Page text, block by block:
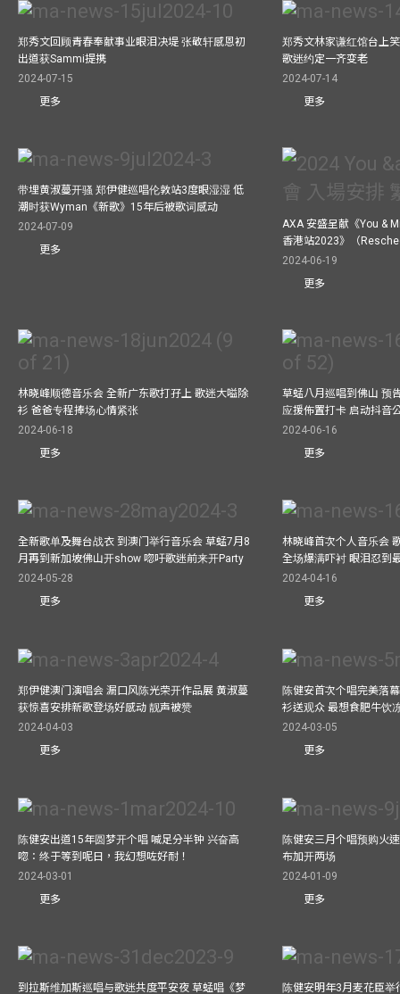
郑秀文回顾青春奉献事业眼泪决堤 张敬轩感恩初
出道获Sammi提携
2024-07-15
更多
郑秀文林家谦红馆台上
歌迷约定一齐变老
2024-07-14
更多
带埋黄淑蔓开骚 郑伊健巡唱伦敦站3度眼湿湿 低
潮时获Wyman《新歌》15年后被歌词感动
2024-07-09
更多
AXA 安盛呈献《You &
香港站2023》（
2024-06-19
更多
林晓峰顺德音乐会 全新广东歌打孖上 歌迷大嗌除
衫 爸爸专程捧场心情紧张
2024-06-18
更多
草蜢八月巡唱到佛山 预
应援佈置打卡 启动抖音
2024-06-16
更多
全新歌单及舞台战衣 到澳门举行音乐会 草蜢7月8
月再到新加坡佛山开show 唿吁歌迷前来开Party
2024-05-28
更多
林晓峰首次个人音乐会
全场爆满吓衬 眼泪忍到
2024-04-16
更多
郑伊健澳门演唱会 漏口风陈光荣开作品展 黄淑蔓
获惊喜安排新歌登场好感动 靓声被赞
2024-04-03
更多
陈健安首次个唱完美落
衫送观众 最想食肥牛饮
2024-03-05
更多
陈健安出道15年圆梦开个唱 喊足分半钟 兴奋高
唿：终于等到呢日，我幻想咗好耐！
2024-03-01
更多
陈健安三月个唱预购火
布加开两场
2024-01-09
更多
到拉斯维加斯巡唱与歌迷共度平安夜 草蜢唱《梦 陈健安明年3月麦花臣